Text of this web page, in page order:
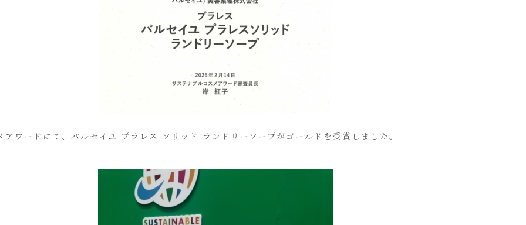
アワードにて、パルセイユ プラレス ソリッド ランドリーソープがゴールドを受賞しました。